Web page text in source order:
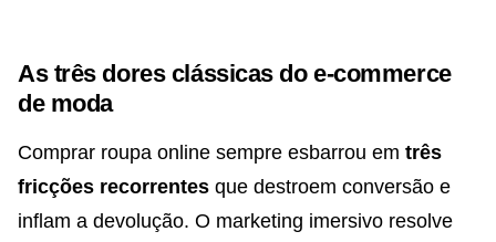
As três dores clássicas do e-commerce
de moda
Comprar roupa online sempre esbarrou em três
fricções recorrentes que destroem conversão e
inflam a devolução. O marketing imersivo resolve